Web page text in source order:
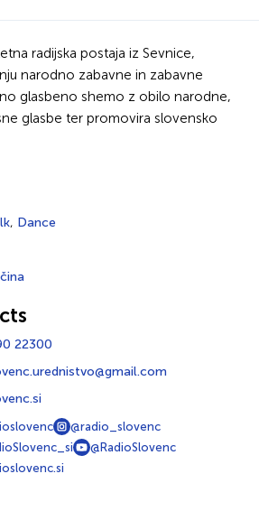
radijska postaja iz Sevnice,
narodno zabavne in zabavne
glasbeno shemo z obilo narodne,
glasbe ter promovira slovensko
, Dance
22300
@radio_slovenc
@RadioSlovenc